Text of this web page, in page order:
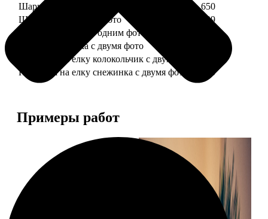
Шарик елочный с 1 фото
650
Шарик елочный с 2 фото
699
Шарик-шкатулка с одним фото
Шарик-шкатулка с двумя фото
Подвеска на елку колокольчик с двумя фото
Подвеска на елку снежинка с двумя фото
590
Примеры работ